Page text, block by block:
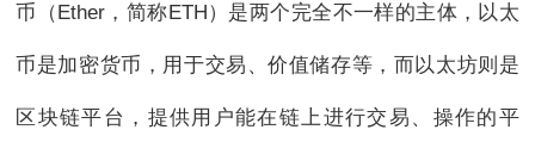
币（Ether，简称ETH）是两个完全不一样的主体，以太
币是加密货币，用于交易、价值储存等，而以太坊则是
区块链平台，提供用户能在链上进行交易、操作的平